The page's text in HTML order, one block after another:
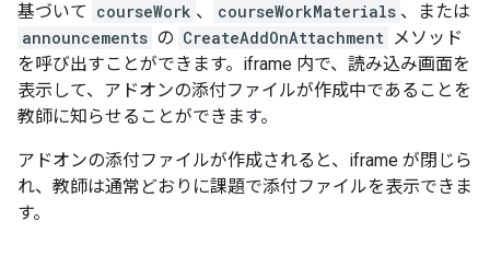
基づいて courseWork 、 courseWorkMaterials 、または
announcements の CreateAddOnAttachment メソッド
を呼び出すことができます。iframe 内で、読み込み画面を
表示して、アドオンの添付ファイルが作成中であることを
教師に知らせることができます。
アドオンの添付ファイルが作成されると、iframe が閉じら
れ、教師は通常どおりに課題で添付ファイルを表示できま
す。